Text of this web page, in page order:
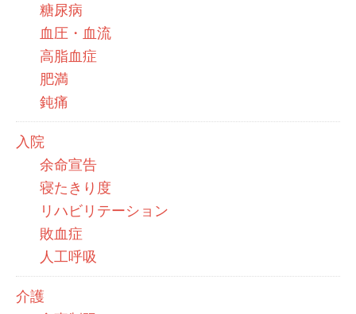
糖尿病
血圧・血流
高脂血症
肥満
鈍痛
入院
余命宣告
寝たきり度
リハビリテーション
敗血症
人工呼吸
介護